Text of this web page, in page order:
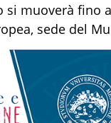
si muoverà fino
sede del